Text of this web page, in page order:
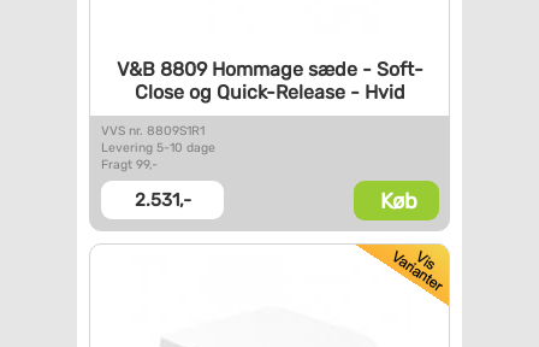
V&B 8809 Hommage sæde -Soft-
Close og Quick-Release -Hvid
VVS nr. 8809S1R1
Levering 5-10 dage
Fragt 99,-
2.531,- Køb